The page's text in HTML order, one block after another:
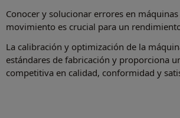
Conocer y solucionar errores en
movimiento es crucial para un
La calibración y optimización de la
estándares de fabricación y proporciona
competitiva en calidad, conformidad y